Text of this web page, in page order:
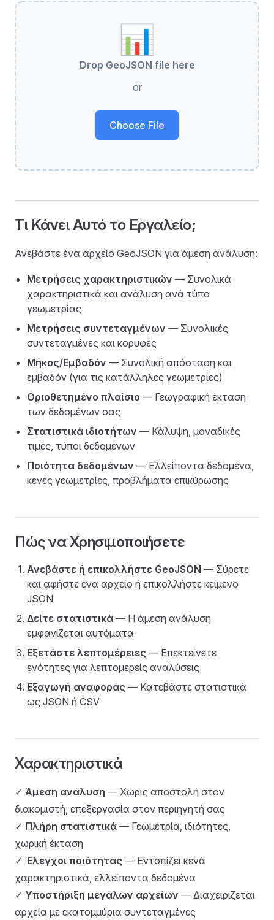
📊
Drop GeoJSON file here
or
Choose File
Τι Κάνει Αυτό το Εργαλείο;
Ανεβάστε ένα αρχείο GeoJSON για άμεση ανάλυση:
Μετρήσεις χαρακτηριστικών — Συνολικά
χαρακτηριστικά και ανάλυση ανά τύπο
γεωμετρίας
Μετρήσεις συντεταγμένων — Συνολικές
συντεταγμένες και κορυφές
Μήκος/Εμβαδόν — Συνολική απόσταση και
εμβαδόν (για τις κατάλληλες γεωμετρίες)
Οριοθετημένο πλαίσιο — Γεωγραφική έκταση
των δεδομένων σας
Στατιστικά ιδιοτήτων — Κάλυψη, μοναδικές
τιμές, τύποι δεδομένων
Ποιότητα δεδομένων — Ελλείποντα δεδομένα,
κενές γεωμετρίες, προβλήματα επικύρωσης
Πώς να Χρησιμοποιήσετε
Ανεβάστε ή επικολλήστε GeoJSON — Σύρετε
και αφήστε ένα αρχείο ή επικολλήστε κείμενο
JSON
Δείτε στατιστικά — Η άμεση ανάλυση
εμφανίζεται αυτόματα
Εξετάστε λεπτομέρειες — Επεκτείνετε
ενότητες για λεπτομερείς αναλύσεις
Εξαγωγή αναφοράς — Κατεβάστε στατιστικά
ως JSON ή CSV
Χαρακτηριστικά
✓ Άμεση ανάλυση — Χωρίς αποστολή στον
διακομιστή, επεξεργασία στον περιηγητή σας
✓ Πλήρη στατιστικά — Γεωμετρία, ιδιότητες,
χωρική έκταση
✓ Έλεγχοι ποιότητας — Εντοπίζει κενά
χαρακτηριστικά, ελλείποντα δεδομένα
✓ Υποστήριξη μεγάλων αρχείων — Διαχειρίζεται
αρχεία με εκατομμύρια συντεταγμένες